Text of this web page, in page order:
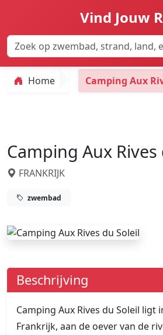
Vind Jouw
Home Camping Aux
Camping Aux Rives
FRANKRIJK
zwembad
Beschrijving
Camping Aux Rives du Soleil ligt
Frankrijk, aan de oever van de